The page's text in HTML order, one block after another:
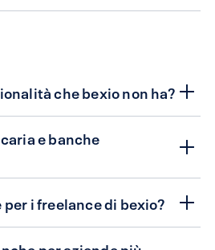
che bexio non ha?
e banche
i freelance di bexio?